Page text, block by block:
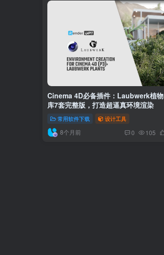
Cinema 4D必备插件：Laubwerk植物
库7套完整版，打造超逼真环境渲染
常用软件下载 设计工具
8个月前 0 105